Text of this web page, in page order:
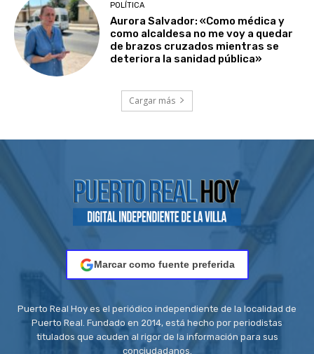
POLÍTICA
Aurora Salvador: «Como médica y
como alcaldesa no me voy a quedar
de brazos cruzados mientras se
deteriora la sanidad pública»
Cargar más
Marcar como fuente preferida
Puerto Real Hoy es el periódico independiente de la localidad de
Puerto Real. Fundado en 2014, está hecho por periodistas
titulados que acuden al rigor de la información para sus
conciudadanos.